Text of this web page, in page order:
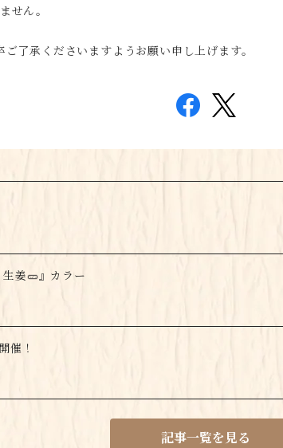
せん。
了承くださいますようお願い申し上げます。
姜🥒』カラー
催！
記事一覧を見る